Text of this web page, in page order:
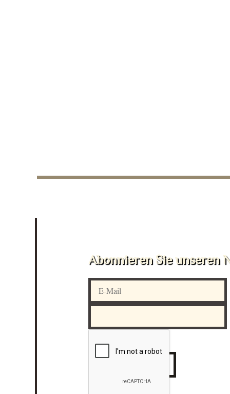
Abonnieren Sie unseren